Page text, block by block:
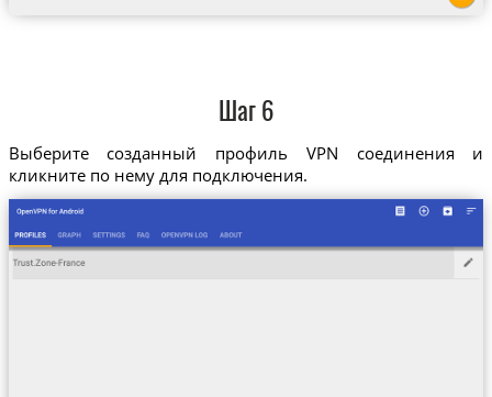
Шаг 6
Выберите созданный профиль VPN соединения и
кликните по нему для подключения.